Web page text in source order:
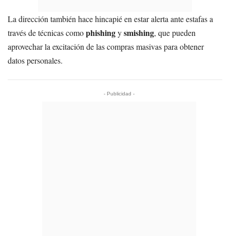
La dirección también hace hincapié en estar alerta ante estafas a
través de técnicas comophishingysmishing, que pueden
aprovechar la excitación de las compras masivas para obtener
datos personales.
- Publicidad -